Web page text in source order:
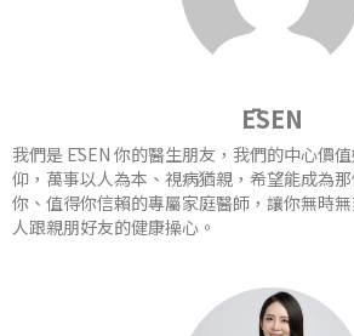
ĒSEN
我們是 ĒSEN 你的醫生朋友，我們的中心價
仰，萬事以人為本、視病猶親，希望能成為
你、值得你信賴的專屬家庭醫師，讓你無時
人跟親朋好友的健康操心。